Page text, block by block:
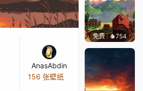
AnasAbdin
156 张壁纸
免费 754鲨鲨啊